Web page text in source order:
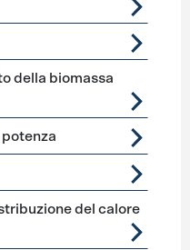
della biomassa
potenza
del calore